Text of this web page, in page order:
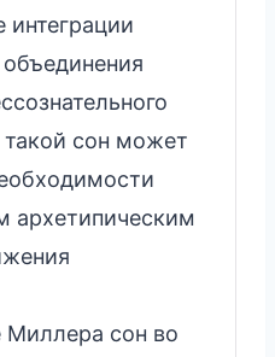
интеграции
такой сон может
архетипическим
Миллера сон во